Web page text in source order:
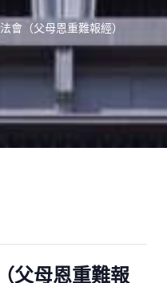
會（父母恩重難報經）
父母恩重難報